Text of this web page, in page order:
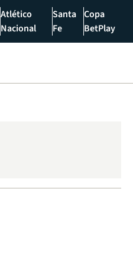
Atlético
Nacional
Santa
Fe
Copa
BetPlay